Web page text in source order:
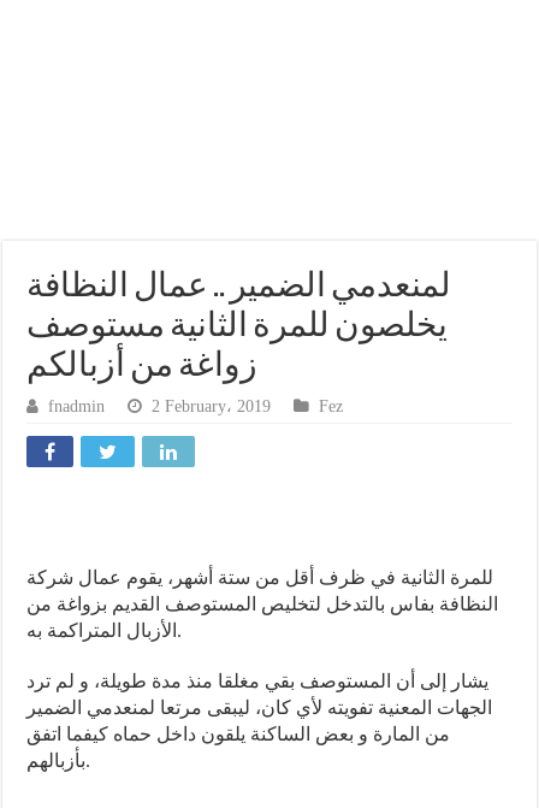
لمنعدمي الضمير .. عمال النظافة
يخلصون للمرة الثانية مستوصف
زواغة من أزبالكم
fnadmin 2 February، 2019 Fez
للمرة الثانية في ظرف أقل من ستة أشهر، يقوم عمال شركة
النظافة بفاس بالتدخل لتخليص المستوصف القديم بزواغة من
الأزبال المتراكمة به.
يشار إلى أن المستوصف بقي مغلقا منذ مدة طويلة، و لم ترد
الجهات المعنية تفويته لأي كان، ليبقى مرتعا لمنعدمي الضمير
من المارة و بعض الساكنة يلقون داخل حماه كيفما اتفق
بأزبالهم.